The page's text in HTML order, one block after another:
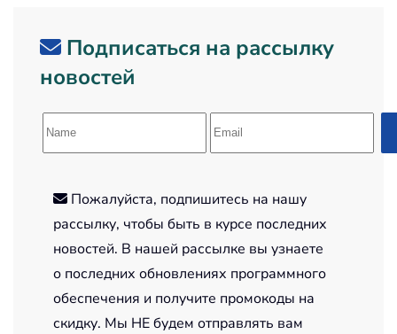
Подписаться на рассылку
новостей
Пожалуйста, подпишитесь на нашу
рассылку, чтобы быть в курсе последних
новостей. В нашей рассылке вы узнаете
о последних обновлениях программного
обеспечения и получите промокоды на
скидку. Мы НЕ будем отправлять вам